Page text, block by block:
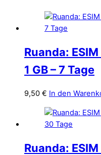
Ruanda:
1 GB – 7 Tage
9,50 € In den
Ruanda: